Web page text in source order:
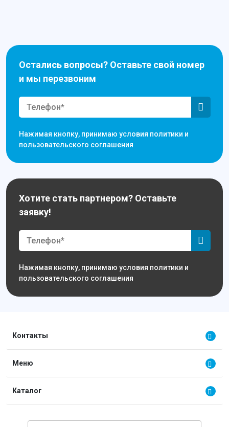
Остались вопросы? Оставьте свой номер
и мы перезвоним
Нажимая кнопку, принимаю условия политики и
пользовательского соглашения
Хотите стать партнером? Оставьте
заявку!
Нажимая кнопку, принимаю условия политики и
пользовательского соглашения
Контакты
Меню
Каталог